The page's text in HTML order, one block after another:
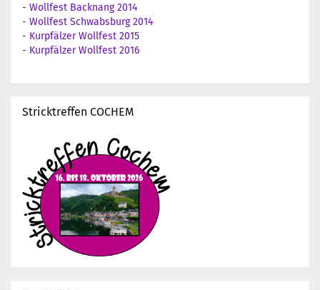
- Wollfest Backnang 2014
- Wollfest Schwabsburg 2014
- Kurpfälzer Wollfest 2015
- Kurpfälzer Wollfest 2016
Stricktreffen COCHEM